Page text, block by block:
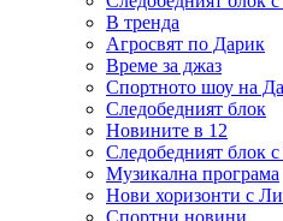
В тренда
Агросвят по Дарик
Време за джаз
Спортното шоу на
Следобедният блок
Новините в 12
Следобедният блок
Музикална програма
Нови хоризонти с
Спортни новини